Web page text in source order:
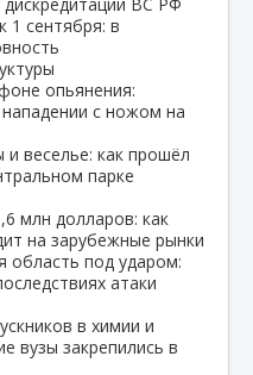
1 сентября: в
опьянения:
с ножом на
и веселье: как прошёл
парке
млн долларов: как
на зарубежные рынки
область под ударом:
атаки
в химии и
вузы закрепились в